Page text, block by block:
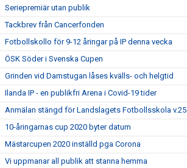
Seriepremiär utan publik
Tackbrev från Cancerfonden
Fotbollskollo för 9-12 åringar på IP denna vecka
ÖSK Söder i Svenska Cupen
Grinden vid Damstugan låses kvälls- och helgtid
Ilanda IP - en publikfri Arena i Covid-19 tider
Anmälan stängd för Landslagets Fotbollsskola v.25
10-åringarnas cup 2020 byter datum
Mästarcupen 2020 inställd pga Corona
Vi uppmanar all publik att stanna hemma